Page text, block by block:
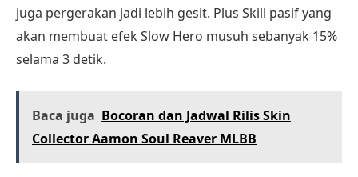
juga pergerakan jadi lebih gesit. Plus Skill pasif yang
akan membuat efek Slow Hero musuh sebanyak 15%
selama 3 detik.
Baca juga Bocoran dan Jadwal Rilis Skin
Collector Aamon Soul Reaver MLBB